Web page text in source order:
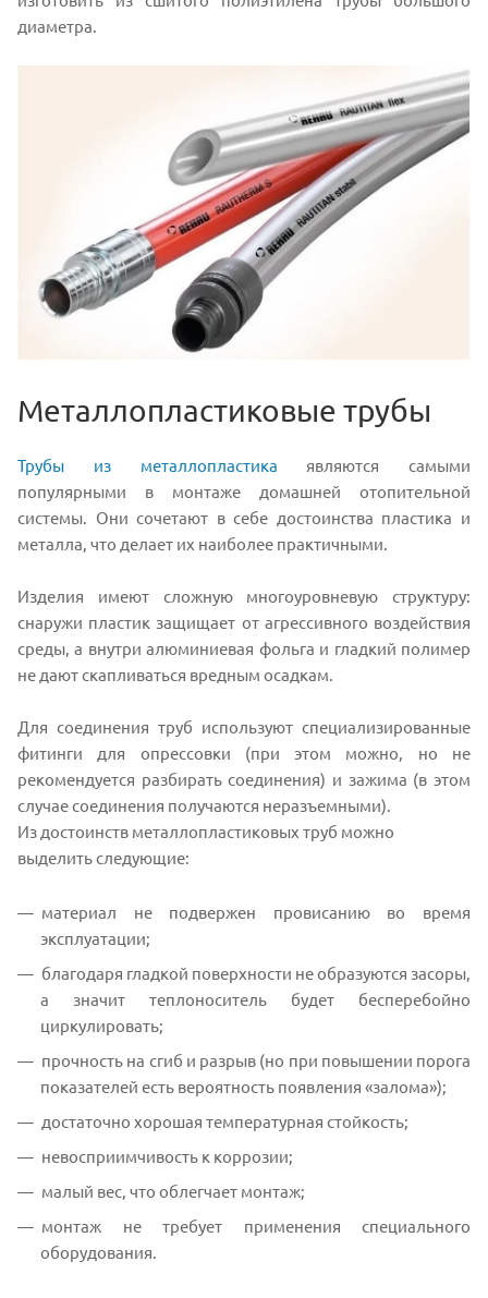
диаметра.
Металлопластиковые трубы
Трубы из металлопластика являются самыми
популярными в монтаже домашней отопительной
системы. Они сочетают в себе достоинства пластика и
металла, что делает их наиболее практичными.
Изделия имеют сложную многоуровневую структуру:
снаружи пластик защищает от агрессивного воздействия
среды, а внутри алюминиевая фольга и гладкий полимер
не дают скапливаться вредным осадкам.
Для соединения труб используют специализированные
фитинги для опрессовки (при этом можно, но не
рекомендуется разбирать соединения) и зажима (в этом
случае соединения получаются неразъемными).
Из достоинств металлопластиковых труб можно
выделить следующие:
материал не подвержен провисанию во время
эксплуатации;
благодаря гладкой поверхности не образуются засоры,
а значит теплоноситель будет бесперебойно
циркулировать;
прочность на сгиб и разрыв (но при повышении порога
показателей есть вероятность появления «залома»);
достаточно хорошая температурная стойкость;
невосприимчивость к коррозии;
малый вес, что облегчает монтаж;
монтаж не требует применения специального
оборудования.